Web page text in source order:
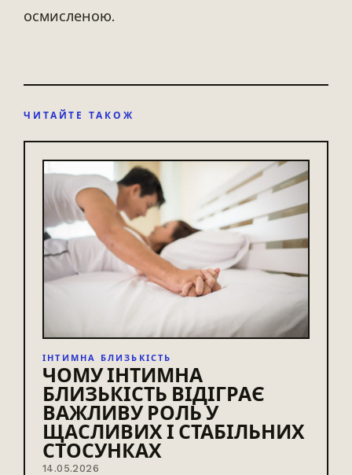
осмисленою.
ЧИТАЙТЕ ТАКОЖ
ІНТИМНА БЛИЗЬКІСТЬ
ЧОМУ ІНТИМНА
БЛИЗЬКІСТЬ ВІДІГРАЄ
ВАЖЛИВУ РОЛЬ У
ЩАСЛИВИХ І СТАБІЛЬНИХ
СТОСУНКАХ
14.05.2026